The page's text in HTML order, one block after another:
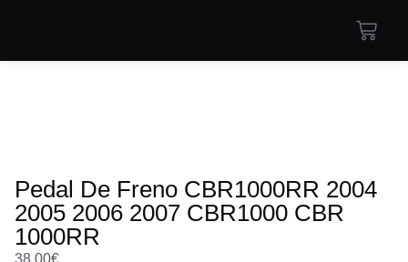
Pedal De Freno CBR1000RR 2004
2005 2006 2007 CBR1000 CBR
1000RR
38.00€